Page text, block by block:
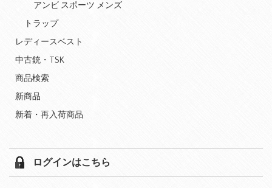
アンビ スポーツ メンズ
トラップ
レディースベスト
中古銃・TSK
商品検索
新商品
新着・再入荷商品
ログインはこちら